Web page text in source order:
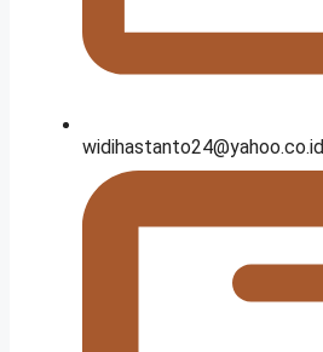
widihastanto24@yahoo.co.id